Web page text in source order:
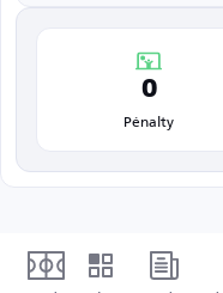
0
Pénalty